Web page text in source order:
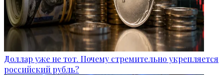
Доллар уже не тот. Почему стремительно укрепляется
российский рубль?